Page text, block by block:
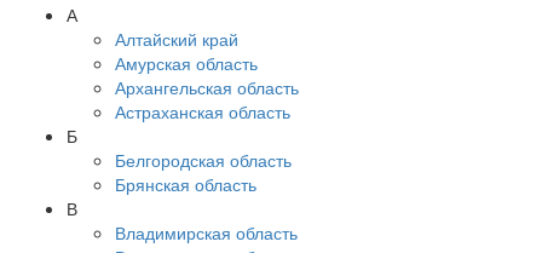
А
Алтайский край
Амурская область
Архангельская область
Астраханская область
Б
Белгородская область
Брянская область
В
Владимирская область